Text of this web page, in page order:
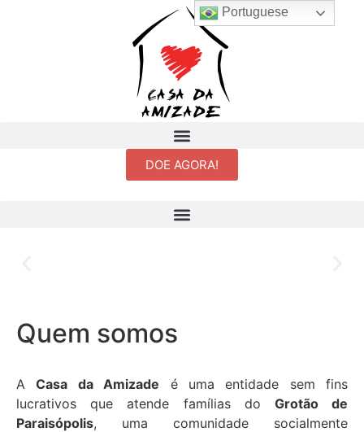
DOE AGORA!
Saiba mais...
Quem somos
ACasa da Amizade é uma entidade sem fins
lucrativos que atende famílias do Grotão de
Paraisópolis, uma comunidade socialmente
Portuguese